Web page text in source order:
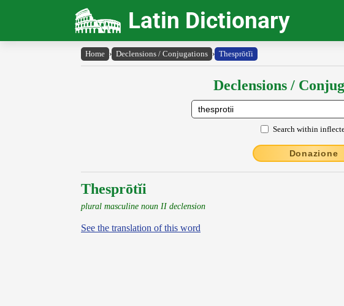
Latin Dictionary
Home › Declensions / Conjugations › Thesprōtĭi
Declensions /
Search within
Donazione
Thesprōtĭi
plural masculine noun II declension
See the translation of this word